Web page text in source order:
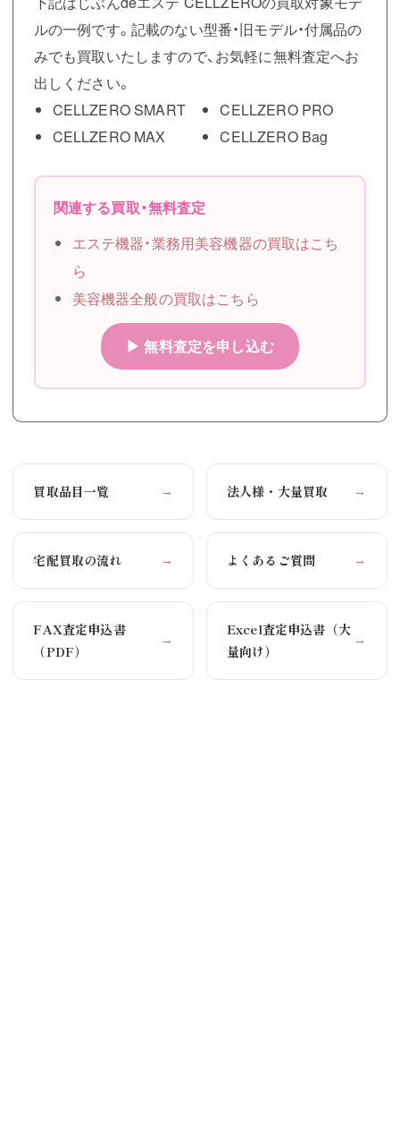
ルの一例です。記載のない型番・旧モデル・付属品の
みでも買取いたしますので、お気軽に無料査定へお
出しください。
CELLZERO SMART
CELLZERO MAX
CELLZERO PRO
CELLZERO Bag
関連する買取・無料査定
エステ機器・業務用美容機器の買取はこち
ら
美容機器全般の買取はこちら
▶ 無料査定を申し込む
買取品目一覧 → 法人様・大量買取 →
宅配買取の流れ → よくあるご質問 →
FAX査定申込書
（PDF）
→
Excel査定申込書（大
量向け）
→